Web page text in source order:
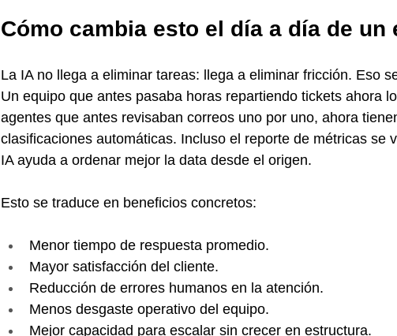
Cómo cambia esto el día a día de un
La IA no llega a eliminar tareas: llega a eliminar fricción. Eso
Un equipo que antes pasaba horas repartiendo tickets ahora
agentes que antes revisaban correos uno por uno, ahora
clasificaciones automáticas. Incluso el reporte de métricas se
IA ayuda a ordenar mejor la data desde el origen.
Esto se traduce en beneficios concretos:
Menor tiempo de respuesta promedio.
Mayor satisfacción del cliente.
Reducción de errores humanos en la atención.
Menos desgaste operativo del equipo.
Mejor capacidad para escalar sin crecer en estructura.